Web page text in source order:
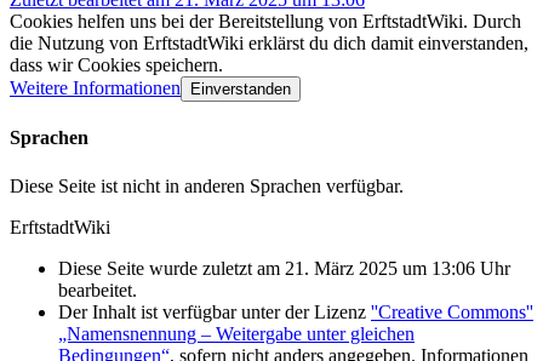
Cookies helfen uns bei der Bereitstellung von ErftstadtWiki. Durch
die Nutzung von ErftstadtWiki erklärst du dich damit einverstanden,
dass wir Cookies speichern.
Weitere Informationen
Einverstanden
Sprachen
Diese Seite ist nicht in anderen Sprachen verfügbar.
ErftstadtWiki
Diese Seite wurde zuletzt am 21. März 2025 um 13:06 Uhr
bearbeitet.
Der Inhalt ist verfügbar unter der Lizenz ''Creative Commons''
„Namensnennung – Weitergabe unter gleichen
Bedingungen“, sofern nicht anders angegeben. Informationen